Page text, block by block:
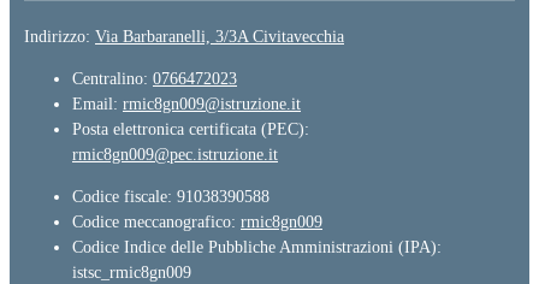
Indirizzo: Via Barbaranelli, 3/3A Civitavecchia
Centralino: 0766472023
Email: rmic8gn009@istruzione.it
Posta elettronica certificata (PEC):
rmic8gn009@pec.istruzione.it
Codice fiscale: 91038390588
Codice meccanografico: rmic8gn009
Codice Indice delle Pubbliche Amministrazioni (IPA):
istsc_rmic8gn009